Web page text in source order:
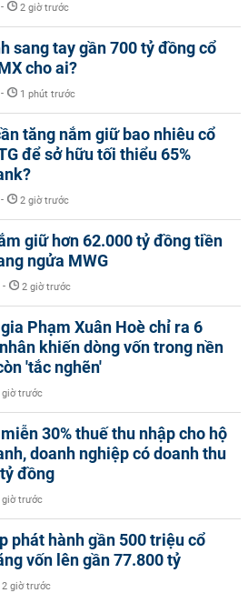
- 2 giờ trước
sang tay gần 700 tỷ đồng cổ
cho ai?
- 1 phút trước
tăng nắm giữ bao nhiêu cổ
để sở hữu tối thiểu 65%
- 2 giờ trước
giữ hơn 62.000 tỷ đồng tiền
ngửa MWG
- 2 giờ trước
Phạm Xuân Hoè chỉ ra 6
khiến dòng vốn trong nền
'tắc nghẽn'
giờ trước
30% thuế thu nhập cho hộ
doanh nghiệp có doanh thu
đồng
giờ trước
phát hành gần 500 triệu cổ
vốn lên gần 77.800 tỷ
2 giờ trước